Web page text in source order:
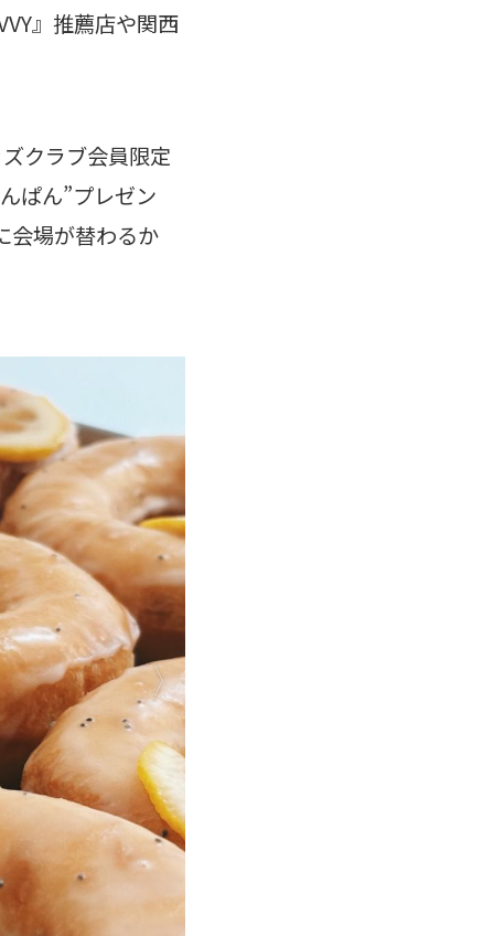
』推薦店や関西
クラブ会員限定
ぱん”プレゼン
会場が替わるか